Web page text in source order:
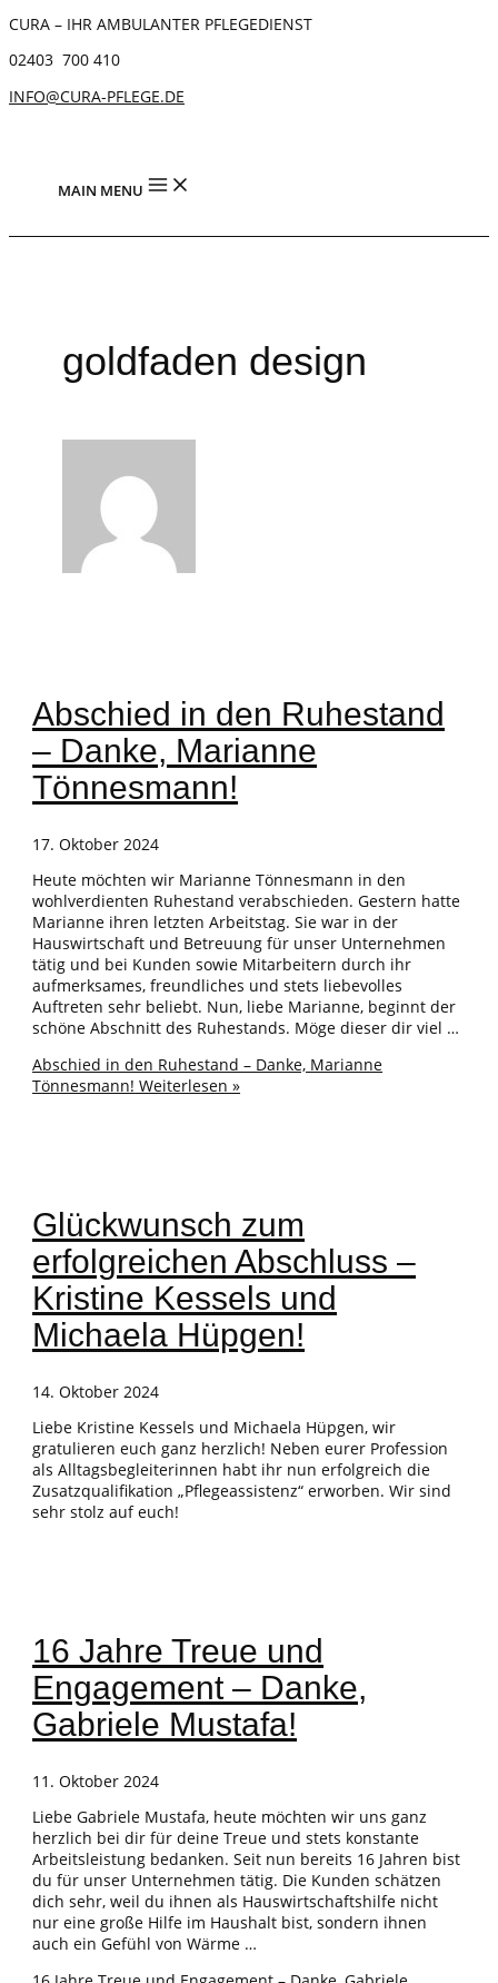
CURA – IHR AMBULANTER PFLEGEDIENST
02403 700 410
INFO@CURA-PFLEGE.DE
MAIN MENU
goldfaden design
Abschied in den Ruhestand
– Danke, Marianne
Tönnesmann!
17. Oktober 2024
Heute möchten wir Marianne Tönnesmann in den
wohlverdienten Ruhestand verabschieden. Gestern hatte
Marianne ihren letzten Arbeitstag. Sie war in der
Hauswirtschaft und Betreuung für unser Unternehmen
tätig und bei Kunden sowie Mitarbeitern durch ihr
aufmerksames, freundliches und stets liebevolles
Auftreten sehr beliebt. Nun, liebe Marianne, beginnt der
schöne Abschnitt des Ruhestands. Möge dieser dir viel …
Abschied in den Ruhestand – Danke, Marianne
Tönnesmann! Weiterlesen »
Glückwunsch zum
erfolgreichen Abschluss –
Kristine Kessels und
Michaela Hüpgen!
14. Oktober 2024
Liebe Kristine Kessels und Michaela Hüpgen, wir
gratulieren euch ganz herzlich! Neben eurer Profession
als Alltagsbegleiterinnen habt ihr nun erfolgreich die
Zusatzqualifikation „Pflegeassistenz“ erworben. Wir sind
sehr stolz auf euch!
16 Jahre Treue und
Engagement – Danke,
Gabriele Mustafa!
11. Oktober 2024
Liebe Gabriele Mustafa, heute möchten wir uns ganz
herzlich bei dir für deine Treue und stets konstante
Arbeitsleistung bedanken. Seit nun bereits 16 Jahren bist
du für unser Unternehmen tätig. Die Kunden schätzen
dich sehr, weil du ihnen als Hauswirtschaftshilfe nicht
nur eine große Hilfe im Haushalt bist, sondern ihnen
auch ein Gefühl von Wärme …